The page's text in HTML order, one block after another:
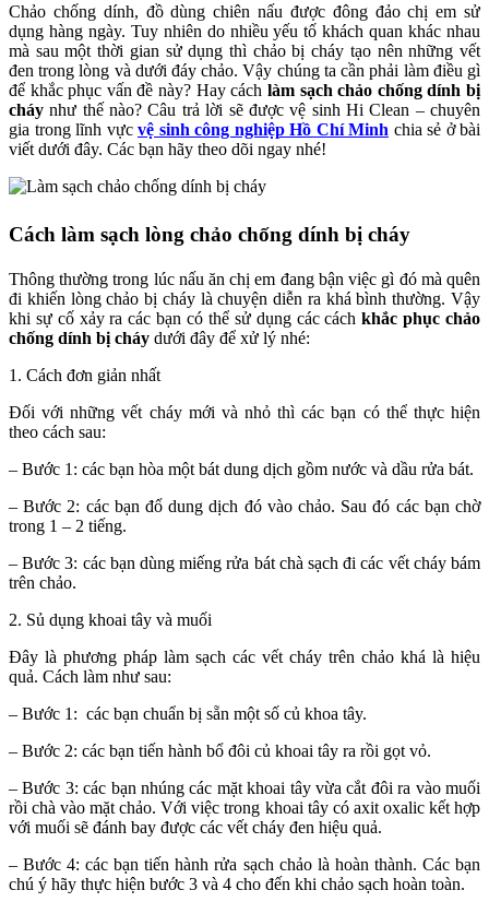
Chảo chống dính, đồ dùng chiên nấu được đông đảo chị em sử
dụng hàng ngày. Tuy nhiên do nhiều yếu tố khách quan khác nhau
mà sau một thời gian sử dụng thì chảo bị cháy tạo nên những vết
đen trong lòng và dưới đáy chảo. Vậy chúng ta cần phải làm điều gì
để khắc phục vấn đề này? Hay cách làm sạch chảo chống dính bị
cháy như thế nào? Câu trả lời sẽ được vệ sinh Hi Clean – chuyên
gia trong lĩnh vực vệ sinh công nghiệp Hồ Chí Minh chia sẻ ở bài
viết dưới đây. Các bạn hãy theo dõi ngay nhé!
Cách làm sạch lòng chảo chống dính bị cháy
Thông thường trong lúc nấu ăn chị em đang bận việc gì đó mà quên
đi khiến lòng chảo bị cháy là chuyện diễn ra khá bình thường. Vậy
khi sự cố xảy ra các bạn có thể sử dụng các cáchkhắc phục chảo
chống dính bị cháy dưới đây để xử lý nhé:
1. Cách đơn giản nhất
Đối với những vết cháy mới và nhỏ thì các bạn có thể thực hiện
theo cách sau:
– Bước 1: các bạn hòa một bát dung dịch gồm nước và dầu rửa bát.
– Bước 2: các bạn đổ dung dịch đó vào chảo. Sau đó các bạn chờ
trong 1 – 2 tiếng.
– Bước 3: các bạn dùng miếng rửa bát chà sạch đi các vết cháy bám
trên chảo.
2. Sủ dụng khoai tây và muối
Đây là phương pháp làm sạch các vết cháy trên chảo khá là hiệu
quả. Cách làm như sau:
– Bước 1: các bạn chuẩn bị sẵn một số củ khoa tây.
– Bước 2: các bạn tiến hành bổ đôi củ khoai tây ra rồi gọt vỏ.
– Bước 3: các bạn nhúng các mặt khoai tây vừa cắt đôi ra vào muối
rồi chà vào mặt chảo. Với việc trong khoai tây có axit oxalic kết hợp
với muối sẽ đánh bay được các vết cháy đen hiệu quả.
– Bước 4: các bạn tiến hành rửa sạch chảo là hoàn thành. Các bạn
chú ý hãy thực hiện bước 3 và 4 cho đến khi chảo sạch hoàn toàn.